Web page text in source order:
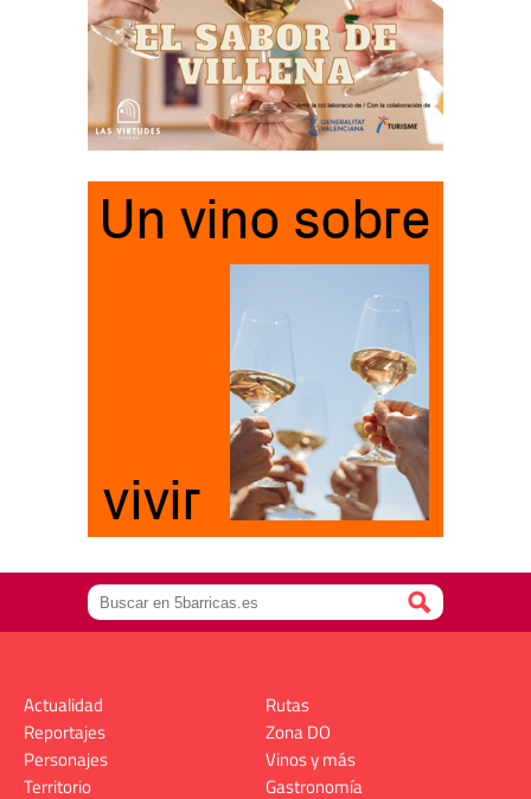
Actualidad
Reportajes
Personajes
Territorio
Rutas
Zona DO
Vinos y más
Gastronomía